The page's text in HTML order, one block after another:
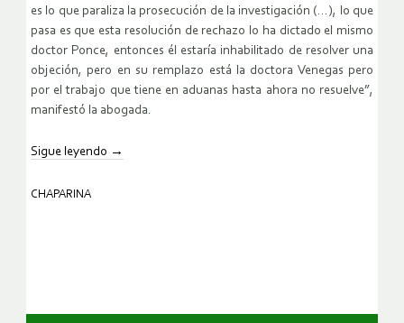
es lo que paraliza la prosecución de la investigación (…), lo que
pasa es que esta resolución de rechazo lo ha dictado el mismo
doctor Ponce, entonces él estaría inhabilitado de resolver una
objeción, pero en su remplazo está la doctora Venegas pero
por el trabajo que tiene en aduanas hasta ahora no resuelve”,
manifestó la abogada.
Sigue leyendo →
CHAPARINA